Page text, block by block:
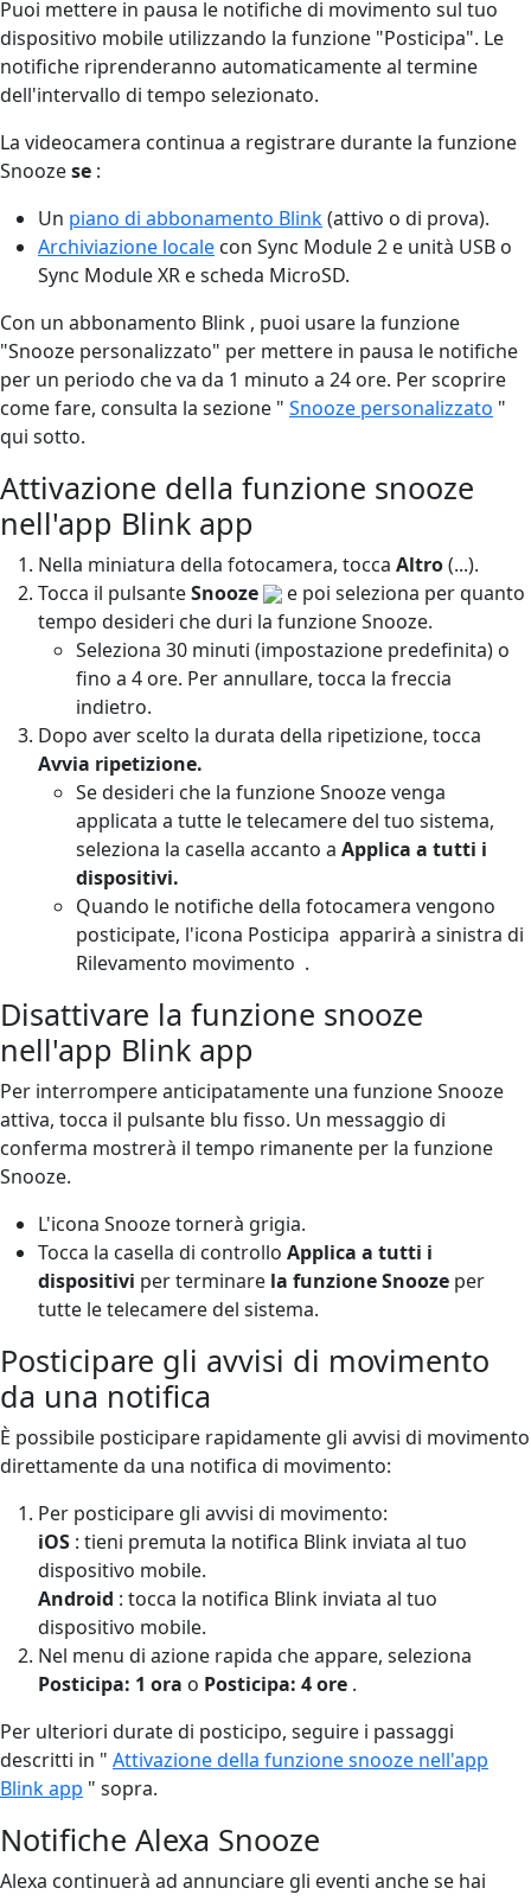
Puoi mettere in pausa le notifiche di movimento sul tuo
dispositivo mobile utilizzando la funzione "Posticipa". Le
notifiche riprenderanno automaticamente al termine
dell'intervallo di tempo selezionato.
La videocamera continua a registrare durante la funzione
Snoozese :
Un piano di abbonamento Blink(attivo o di prova).
Archiviazione locale con Sync Module 2 e unità USB o
Sync Module XR e scheda MicroSD.
Con un abbonamento Blink , puoi usare la funzione
"Snooze personalizzato" per mettere in pausa le notifiche
per un periodo che va da 1 minuto a 24 ore. Per scoprire
come fare, consulta la sezione " Snooze personalizzato "
qui sotto.
Attivazione della funzione snooze
nell'app Blink app
Nella miniatura della fotocamera, tocca Altro(...).
Tocca il pulsanteSnooze
e poi seleziona per quanto
tempo desideri che duri la funzione Snooze.
Seleziona 30 minuti (impostazione predefinita) o
fino a 4 ore. Per annullare, tocca la freccia
indietro.
Dopo aver scelto la durata della ripetizione, tocca
Avvia ripetizione.
Se desideri che la funzione Snooze venga
applicata a tutte le telecamere del tuo sistema,
seleziona la casella accanto a Applica a tutti i
dispositivi.
Quando le notifiche della fotocamera vengono
posticipate, l'icona Posticipa apparirà a sinistra di
Rilevamento movimento .
Disattivare la funzione snooze
nell'app Blink app
Per interrompere anticipatamente una funzione Snooze
attiva, tocca il pulsante blu fisso. Un messaggio di
conferma mostrerà il tempo rimanente per la funzione
Snooze.
L'icona Snooze tornerà grigia.
Tocca la casella di controllo Applica a tutti i
dispositivi per terminare la funzione Snooze per
tutte le telecamere del sistema.
Posticipare gli avvisi di movimento
da una notifica
È possibile posticipare rapidamente gli avvisi di movimento
direttamente da una notifica di movimento:
Per posticipare gli avvisi di movimento:
iOS : tieni premuta la notifica Blink inviata al tuo
dispositivo mobile.
Android : tocca la notifica Blink inviata al tuo
dispositivo mobile.
Nel menu di azione rapida che appare, seleziona
Posticipa: 1 ora o Posticipa: 4 ore .
Per ulteriori durate di posticipo, seguire i passaggi
descritti in " Attivazione della funzione snooze nell'app
Blink app " sopra.
Notifiche Alexa Snooze
Alexa continuerà ad annunciare gli eventi anche se hai